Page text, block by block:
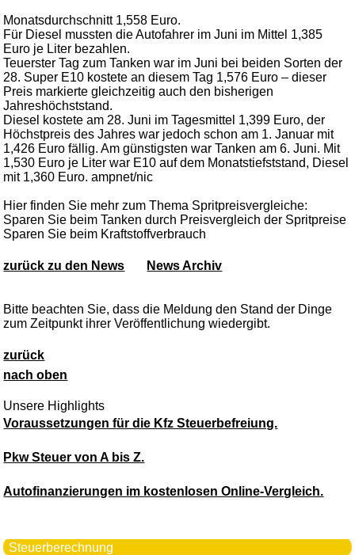
Monatsdurchschnitt 1,558 Euro.
Für Diesel mussten die Autofahrer im Juni im Mittel 1,385
Euro je Liter bezahlen.
Teuerster Tag zum Tanken war im Juni bei beiden Sorten der
28. Super E10 kostete an diesem Tag 1,576 Euro – dieser
Preis markierte gleichzeitig auch den bisherigen
Jahreshöchststand.
Diesel kostete am 28. Juni im Tagesmittel 1,399 Euro, der
Höchstpreis des Jahres war jedoch schon am 1. Januar mit
1,426 Euro fällig. Am günstigsten war Tanken am 6. Juni. Mit
1,530 Euro je Liter war E10 auf dem Monatstiefststand, Diesel
mit 1,360 Euro. ampnet/nic
Hier finden Sie mehr zum Thema Spritpreisvergleiche:
Sparen Sie beim Tanken durch Preisvergleich der Spritpreise
Sparen Sie beim Kraftstoffverbrauch
zurück zu den News News Archiv
Bitte beachten Sie, dass die Meldung den Stand der Dinge
zum Zeitpunkt ihrer Veröffentlichung wiedergibt.
zurück
nach oben
Unsere Highlights
Voraussetzungen für die Kfz Steuerbefreiung.
Pkw Steuer von A bis Z.
Autofinanzierungen im kostenlosen Online-Vergleich.
Steuerberechnung